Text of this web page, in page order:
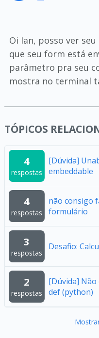
Oi Ian, posso ver
que seu form está
parâmetro pra seu
mostra no terminal
TÓPICOS
4
respostas
[Dúvida]
embeddable
4
respostas
não consigo
formulário
3
respostas
Desafio:
2
respostas
[Dúvida]
def (python)